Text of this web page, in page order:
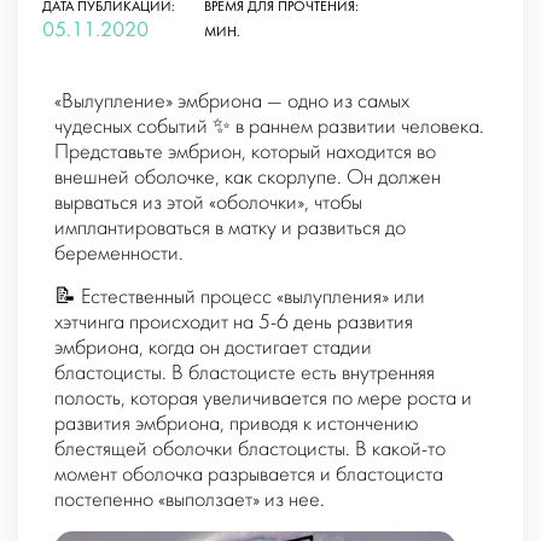
ДАТА ПУБЛИКАЦИИ:
05.11.2020
ВРЕМЯ ДЛЯ ПРОЧТЕНИЯ:
МИН.
«Вылупление» эмбриона — одно из самых
чудесных событий ✨ в раннем развитии человека.
Представьте эмбрион, который находится во
внешней оболочке, как скорлупе. Он должен
вырваться из этой «оболочки», чтобы
имплантироваться в матку и развиться до
беременности.
📝 Естественный процесс «вылупления» или
хэтчинга происходит на 5-6 день развития
эмбриона, когда он достигает стадии
бластоцисты. В бластоцисте есть внутренняя
полость, которая увеличивается по мере роста и
развития эмбриона, приводя к истончению
блестящей оболочки бластоцисты. В какой-то
момент оболочка разрывается и бластоциста
постепенно «выползает» из нее.